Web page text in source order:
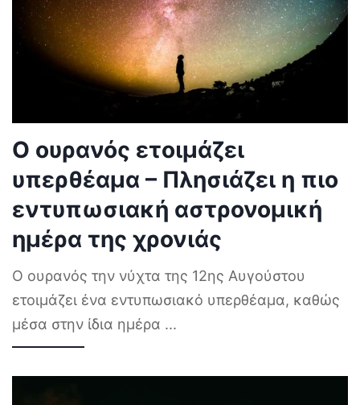
Ο ουρανός ετοιμάζει
υπερθέαμα – Πλησιάζει η πιο
εντυπωσιακή αστρονομική
ημέρα της χρονιάς
Ο ουρανός την νύχτα της 12ης Αυγούστου
ετοιμάζει ένα εντυπωσιακό υπερθέαμα, καθώς
μέσα στην ίδια ημέρα ...